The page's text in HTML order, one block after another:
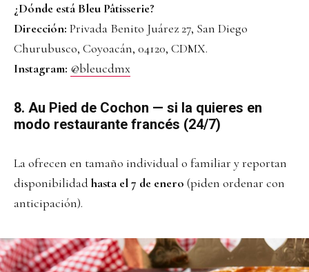
¿Dónde está Bleu Pâtisserie?
Dirección: Privada Benito Juárez 27, San Diego
Churubusco, Coyoacán, 04120, CDMX.
Instagram: @bleucdmx
8. Au Pied de Cochon — si la quieres en
modo restaurante francés (24/7)
La ofrecen en tamaño individual o familiar y reportan
disponibilidadhasta el 7 de enero (piden ordenar con
anticipación).